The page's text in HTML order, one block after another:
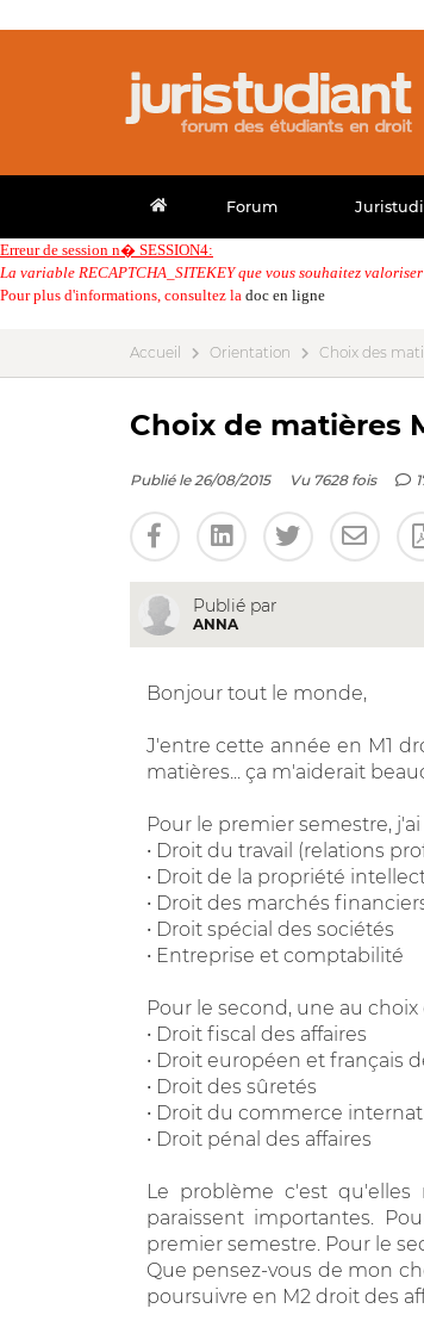
Forum
Erreur de session n� SESSION4:
La variable RECAPTCHA_SITEKEY que vous souhaitez
Pour plus d'informations, consultez la doc en ligne
Accueil Orientation Choix des
Choix de matières
Publié le 26/08/2015 Vu 7628 fois
Publié par
ANNA
Bonjour tout le monde,
J'entre cette année en M1
matières... ça m'aiderait
Pour le premier semestre,
• Droit du travail (relations
• Droit de la propriété
• Droit des marchés
• Droit spécial des sociétés
• Entreprise et comptabilité
Pour le second, une au choix
• Droit fiscal des affaires
• Droit européen et français
• Droit des sûretés
• Droit du commerce
• Droit pénal des affaires
Le problème c'est
paraissent importantes.
premier semestre. Pour le
Que pensez-vous de mon
poursuivre en M2 droit des